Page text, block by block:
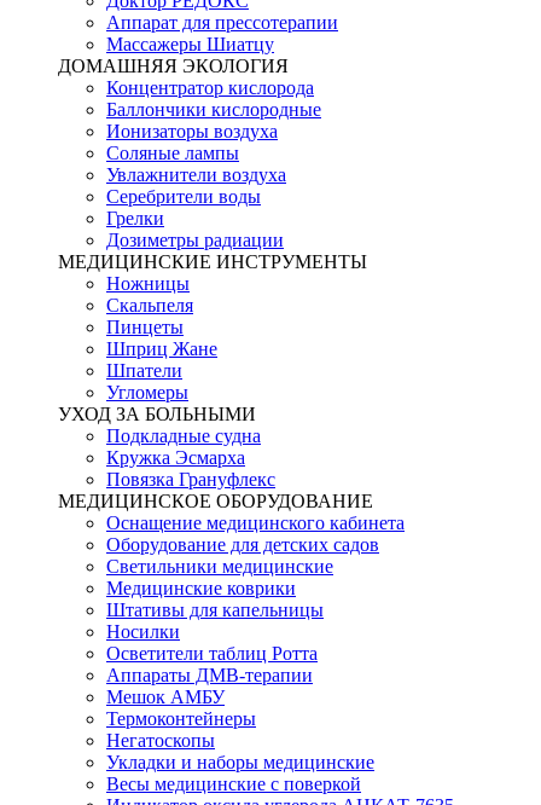
Аппарат для прессотерапии
Массажеры Шиатцу
ДОМАШНЯЯ ЭКОЛОГИЯ
Концентратор кислорода
Баллончики кислородные
Ионизаторы воздуха
Соляные лампы
Увлажнители воздуха
Серебрители воды
Грелки
Дозиметры радиации
МЕДИЦИНСКИЕ ИНСТРУМЕНТЫ
Ножницы
Скальпеля
Пинцеты
Шприц Жане
Шпатели
Угломеры
УХОД ЗА БОЛЬНЫМИ
Подкладные судна
Кружка Эсмарха
Повязка Грануфлекс
МЕДИЦИНСКОЕ ОБОРУДОВАНИЕ
Оснащение медицинского кабинета
Оборудование для детских садов
Светильники медицинские
Медицинские коврики
Штативы для капельницы
Носилки
Осветители таблиц Ротта
Аппараты ДМВ-терапии
Мешок АМБУ
Термоконтейнеры
Негатоскопы
Укладки и наборы медицинские
Весы медицинские с поверкой